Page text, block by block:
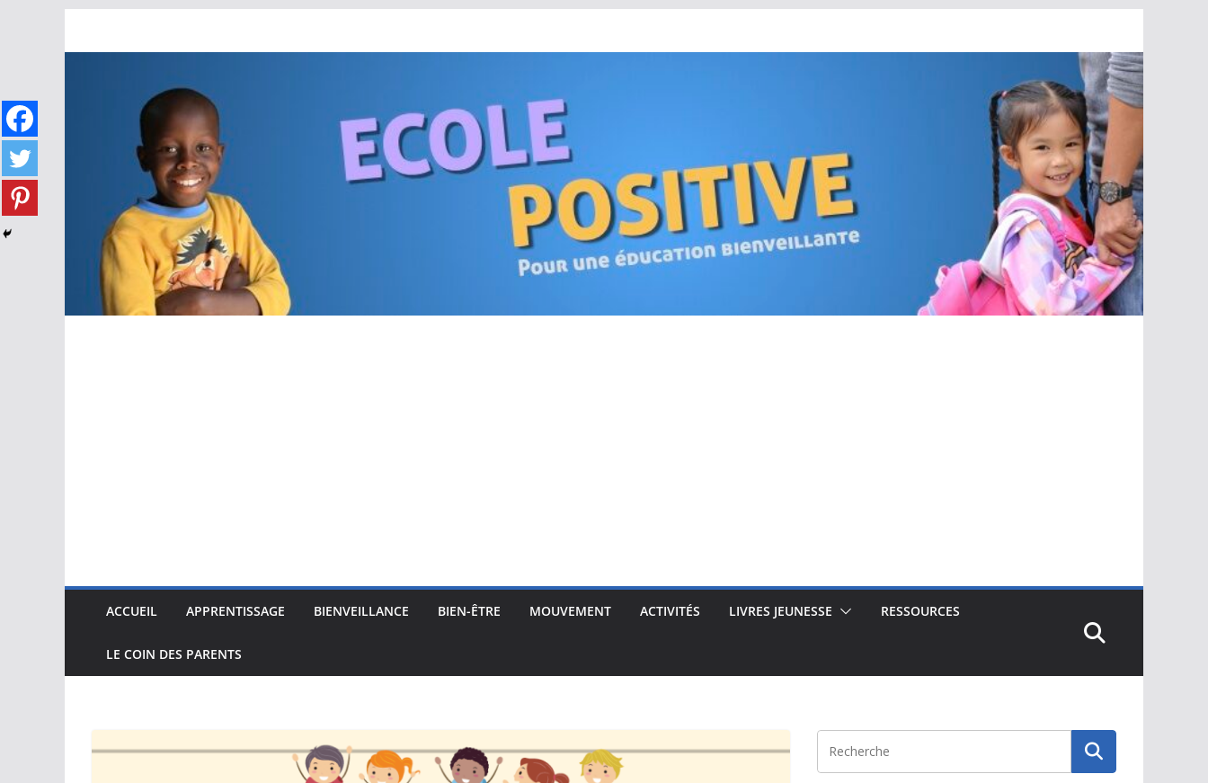
ACCUEIL APPRENTISSAGE BIENVEILLANCE BIEN-ÊTRE MOUVEMENT ACTIVITÉS LIVRES JEUNESSE RESSOURCES
LE COIN DES PARENTS